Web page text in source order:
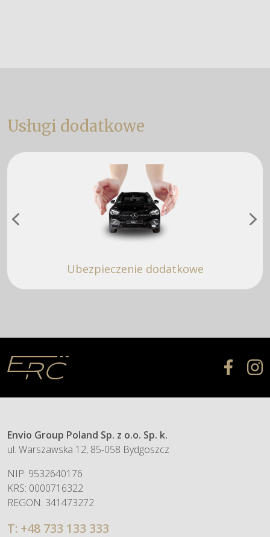
Usługi dodatkowe
Ubezpieczenie dodatkowe
Envio Group Poland Sp. z o.o. Sp. k.
ul. Warszawska 12, 85-058 Bydgoszcz
NIP: 9532640176
KRS: 0000716322
REGON: 341473272
T: +48 733 133 333